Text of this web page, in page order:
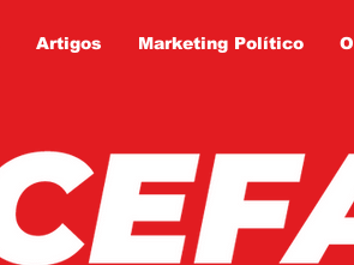
Artigos Marketing Político